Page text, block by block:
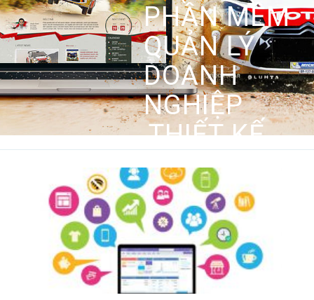
PHẦN MỀM
QUẢN LÝ
DOANH
NGHIỆP
,THIẾT KẾ
PHẦN MỀM